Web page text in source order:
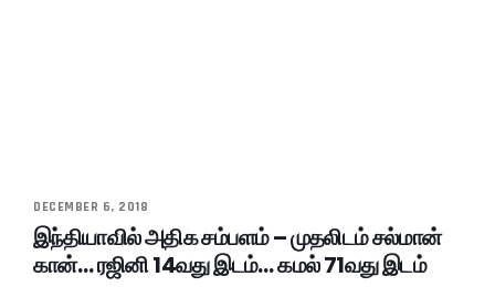
DECEMBER 6, 2018
இந்தியாவில் அதிக சம்பளம் – முதலிடம் சல்மான்
கான்… ரஜினி 14வது இடம்… கமல் 71வது இடம்